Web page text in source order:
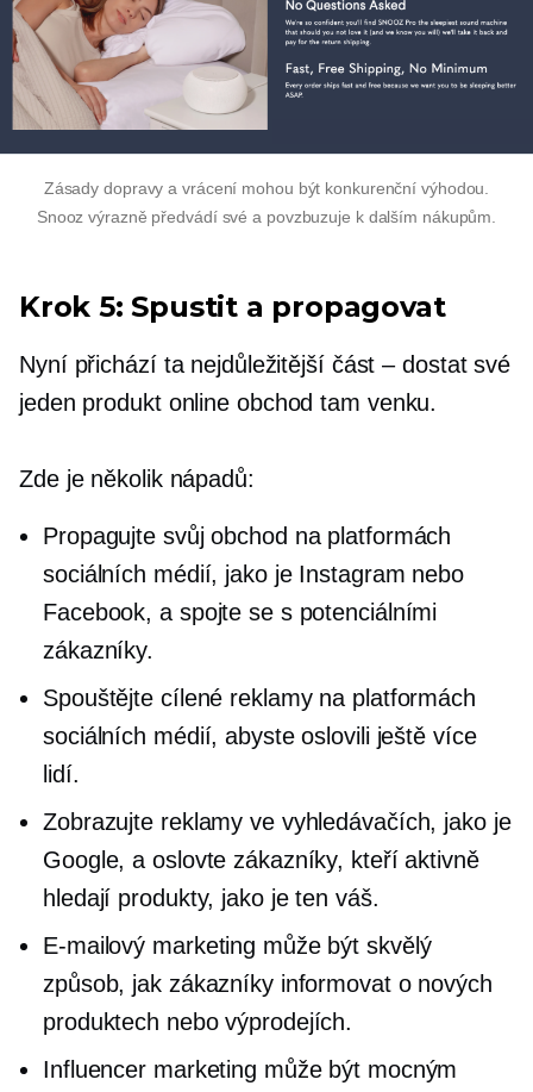
Zásady dopravy a vrácení mohou být konkurenční výhodou.
Snooz výrazně předvádí své a povzbuzuje k dalším nákupům.
Krok 5: Spustit a propagovat
Nyní přichází ta nejdůležitější část – dostat své
jeden produktonline obchod tam venku.
Zde je několik nápadů:
Propagujte svůj obchod na platformách
sociálních médií, jako je Instagram nebo
Facebook, a spojte se s potenciálními
zákazníky.
Spouštějte cílené reklamy na platformách
sociálních médií, abyste oslovili ještě více
lidí.
Zobrazujte reklamy ve vyhledávačích, jako je
Google, a oslovte zákazníky, kteří aktivně
hledají produkty, jako je ten váš.
E-mailový marketing může být skvělý
způsob, jak zákazníky informovat o nových
produktech nebo výprodejích.
Influencer marketing může být mocným